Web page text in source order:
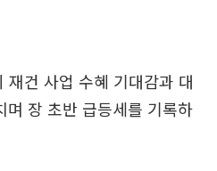
재건 사업 수혜 기대감과 대
며 장 초반 급등세를 기록하